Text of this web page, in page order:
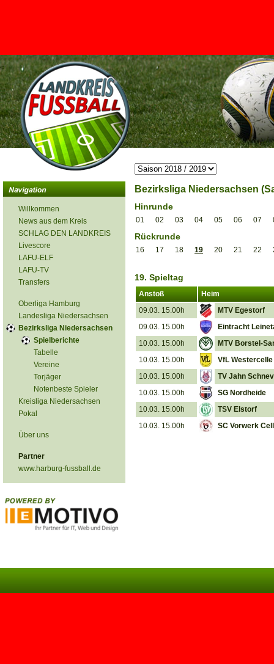
<
Willkommen
News aus dem Kreis
SCHLAG DEN LANDKREIS
Livescore
LAFU-ELF
LAFU-TV
Transfers
Oberliga Hamburg
Landesliga Niedersachsen
Bezirksliga Niedersachsen
Spielberichte
Tabelle
Vereine
Torjäger
Notenbeste Spieler
Kreisliga Niedersachsen
Pokal
Über uns
Partner
www.harburg-fussball.de
Bezirksliga Niedersachsen
Hinrunde
01 02 03 04 05 06 07
Rückrunde
16 17 18 19 20 21 22
19. Spieltag
Anstoß
Heim
09.03. 15.00h
MTV Egestorf
09.03. 15.00h
Eintracht
10.03. 15.00h
MTV Borstel-
10.03. 15.00h
VfL Westercelle
10.03. 15.00h
TV Jahn
10.03. 15.00h
SG Nordheide
10.03. 15.00h
TSV Elstorf
10.03. 15.00h
SC Vorwerk